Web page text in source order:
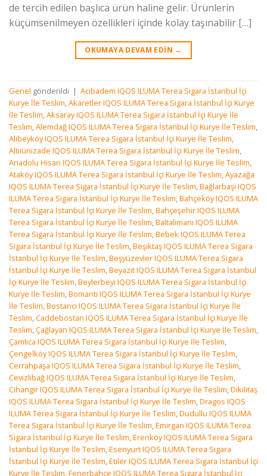
de tercih edilen başlıca ürün haline gelir. Ürünlerin
küçümsenilmeyen özellikleri içinde kolay taşınabilir […]
OKUMAYA DEVAM EDIN →
Genel gönderildi | Acıbadem IQOS ILUMA Terea Sigara İstanbul İçi
Kurye İle Teslim,Akaretler IQOS ILUMA Terea Sigara İstanbul İçi Kurye
İle Teslim,Aksaray IQOS ILUMA Terea Sigara İstanbul İçi Kurye İle
Teslim,Alemdağ IQOS ILUMA Terea Sigara İstanbul İçi Kurye İle Teslim,
Alibeyköy IQOS ILUMA Terea Sigara İstanbul İçi Kurye İle Teslim,
Altııunizade IQOS ILUMA Terea Sigara İstanbul İçi Kurye İle Teslim,
Anadolu Hisarı IQOS ILUMA Terea Sigara İstanbul İçi Kurye İle Teslim,
Ataköy IQOS ILUMA Terea Sigara İstanbul İçi Kurye İle Teslim,Ayazağa
IQOS ILUMA Terea Sigara İstanbul İçi Kurye İle Teslim,Bağlarbaşı IQOS
ILUMA Terea Sigara İstanbul İçi Kurye İle Teslim,Bahçeköy IQOS ILUMA
Terea Sigara İstanbul İçi Kurye İle Teslim,Bahçeşehir IQOS ILUMA
Terea Sigara İstanbul İçi Kurye İle Teslim,Baltalimanı IQOS ILUMA
Terea Sigara İstanbul İçi Kurye İle Teslim,Bebek IQOS ILUMA Terea
Sigara İstanbul İçi Kurye İle Teslim,Beşiktaş IQOS ILUMA Terea Sigara
İstanbul İçi Kurye İle Teslim,Beşyüzevler IQOS ILUMA Terea Sigara
İstanbul İçi Kurye İle Teslim,Beyazıt IQOS ILUMA Terea Sigara İstanbul
İçi Kurye İle Teslim,Beylerbeyi IQOS ILUMA Terea Sigara İstanbul İçi
Kurye İle Teslim,Bomanti IQOS ILUMA Terea Sigara İstanbul İçi Kurye
İle Teslim,Bostancı IQOS ILUMA Terea Sigara İstanbul İçi Kurye İle
Teslim,Caddebostan IQOS ILUMA Terea Sigara İstanbul İçi Kurye İle
Teslim,Çağlayan IQOS ILUMA Terea Sigara İstanbul İçi Kurye İle Teslim,
Çamlıca IQOS ILUMA Terea Sigara İstanbul İçi Kurye İle Teslim,
Çengelköy IQOS ILUMA Terea Sigara İstanbul İçi Kurye İle Teslim,
Cerrahpaşa IQOS ILUMA Terea Sigara İstanbul İçi Kurye İle Teslim,
Cevizlibağ IQOS ILUMA Terea Sigara İstanbul İçi Kurye İle Teslim,
Cihangir IQOS ILUMA Terea Sigara İstanbul İçi Kurye İle Teslim,Dikilitaş
IQOS ILUMA Terea Sigara İstanbul İçi Kurye İle Teslim,Dragos IQOS
ILUMA Terea Sigara İstanbul İçi Kurye İle Teslim,Dudullu IQOS ILUMA
Terea Sigara İstanbul İçi Kurye İle Teslim,Emirgan IQOS ILUMA Terea
Sigara İstanbul İçi Kurye İle Teslim,Erenköy IQOS ILUMA Terea Sigara
İstanbul İçi Kurye İle Teslim,Esenyurt IQOS ILUMA Terea Sigara
İstanbul İçi Kurye İle Teslim,Etiler IQOS ILUMA Terea Sigara İstanbul İçi
Kurye İle Teslim,Fenerbahçe IQOS ILUMA Terea Sigara İstanbul İçi